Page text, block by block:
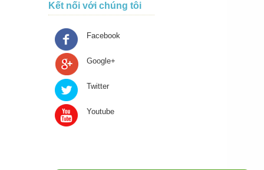
Kết nối với chúng tôi
Facebook
Google+
Twitter
Youtube